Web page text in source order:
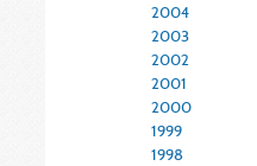
2004
2003
2002
2001
2000
1999
1998